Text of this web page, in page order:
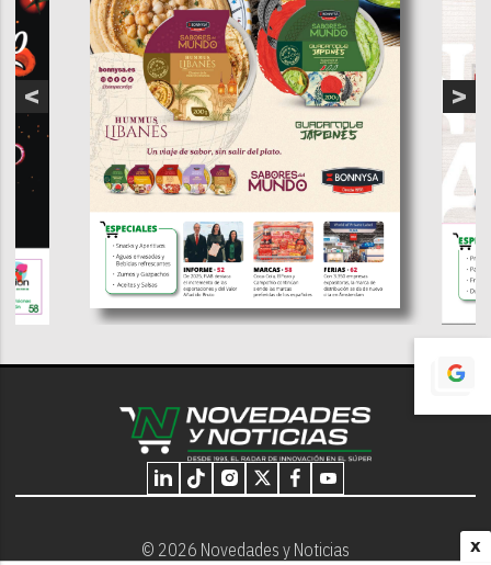
X
© 2026 Novedades y Noticias